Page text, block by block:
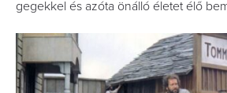
gegekkel és azóta önálló életet élő